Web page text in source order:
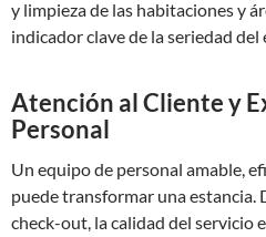
y limpieza de las habitaciones y
indicador clave de la seriedad
Atención al Cliente y
Personal
Un equipo de personal amable,
puede transformar una estancia.
check-out, la calidad del servicio